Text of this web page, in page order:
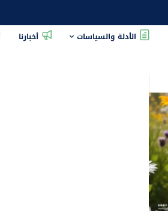
الأدلة والسياسات أخبارنا